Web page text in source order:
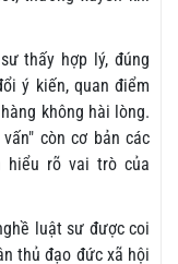
thấy hợp lý, đúng
ý kiến, quan điểm
không hài lòng.
còn cơ bản các
hiểu rõ vai trò của
luật sư được coi
thủ đạo đức xã hội